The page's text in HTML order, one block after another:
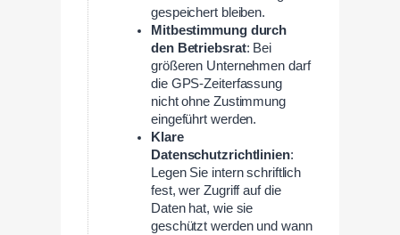
gespeichert bleiben.
Mitbestimmung durch
den Betriebsrat: Bei
größeren Unternehmen darf
die GPS-Zeiterfassung
nicht ohne Zustimmung
eingeführt werden.
Klare
Datenschutzrichtlinien:
Legen Sie intern schriftlich
fest, wer Zugriff auf die
Daten hat, wie sie
geschützt werden und wann